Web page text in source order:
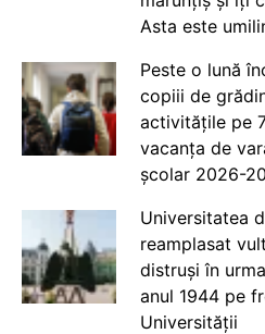
Asta este
Peste o lună
copiii de
activitățile pe
vacanța de
școlar 2026-
Universitatea
reamplasat
distruși în
anul 1944 pe
Universității